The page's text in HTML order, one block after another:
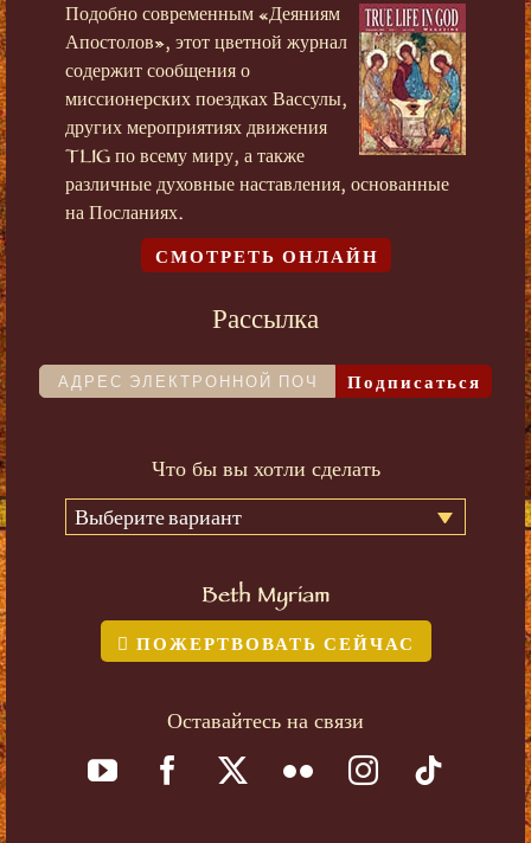
Подобно современным «Деяниям
Апостолов», этот цветной журнал
содержит сообщения о
миссионерских поездках Вассулы,
других мероприятиях движения
TLIG по всему миру, а также
различные духовные наставления, основанные
на Посланиях.
СМОТРЕТЬ ОНЛАЙН
Рассылка
Подписаться
Что бы вы хотли сделать
Выберите вариант
Beth Myriam
ПОЖЕРТВОВАТЬ СЕЙЧАС
Оставайтесь на связи